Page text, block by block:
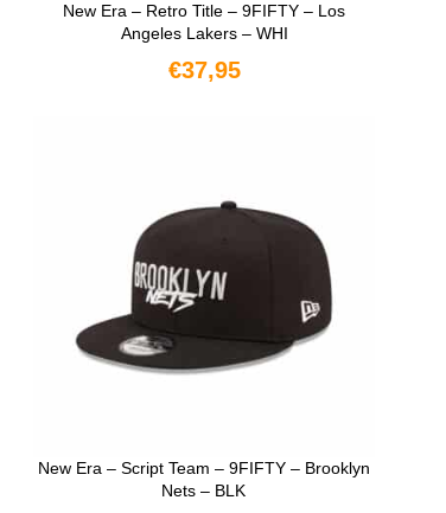
New Era – Retro Title – 9FIFTY – Los
Angeles Lakers – WHI
€37,95
New Era – Script Team – 9FIFTY – Brooklyn
Nets – BLK